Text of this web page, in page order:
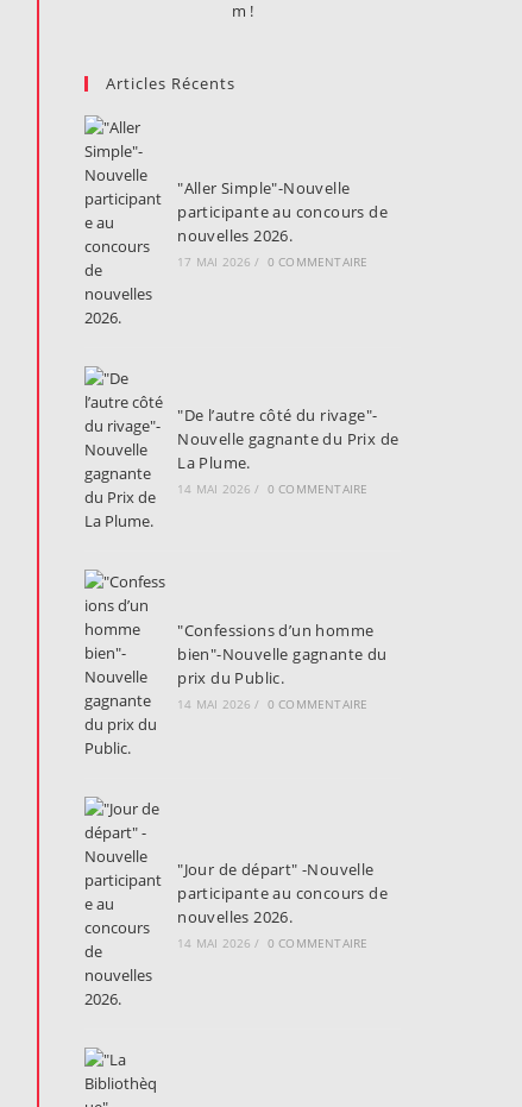
Articles Récents
"Aller Simple"-Nouvelle
participante au concours de
nouvelles 2026.
17 MAI 2026 / 0 COMMENTAIRE
"De l’autre côté du rivage"-
Nouvelle gagnante du Prix de
La Plume.
14 MAI 2026 / 0 COMMENTAIRE
"Confessions d’un homme
bien"-Nouvelle gagnante du
prix du Public.
14 MAI 2026 / 0 COMMENTAIRE
"Jour de départ" -Nouvelle
participante au concours de
nouvelles 2026.
14 MAI 2026 / 0 COMMENTAIRE